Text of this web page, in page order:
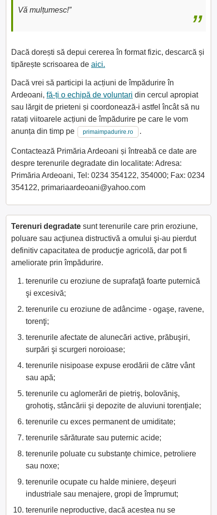
Vă mulțumesc!”
Dacă dorești să depui cererea în format fizic, descarcă și
tipărește scrisoarea de aici.
Dacă vrei să participi la acțiuni de împădurire în
Ardeoani, fă-ți o echipă de voluntari din cercul apropiat
sau lărgit de prieteni și coordonează-i astfel încât să nu
ratați viitoarele acțiuni de împădurire pe care le vom
anunța din timp pe
primaimpadurire.ro .
Contactează Primăria Ardeoani și întreabă ce date are
despre terenurile degradate din localitate: Adresa:
Primăria Ardeoani, Tel: 0234 354122, 354000; Fax: 0234
354122, primariaardeoani@yahoo.com
Terenuri degradate sunt terenurile care prin eroziune,
poluare sau acţiunea distructivă a omului şi-au pierdut
definitiv capacitatea de producţie agricolă, dar pot fi
ameliorate prin împădurire.
terenurile cu eroziune de suprafaţă foarte puternică
şi excesivă;
terenurile cu eroziune de adâncime - ogaşe, ravene,
torenţi;
terenurile afectate de alunecări active, prăbuşiri,
surpări şi scurgeri noroioase;
terenurile nisipoase expuse erodării de către vânt
sau apă;
terenurile cu aglomerări de pietriş, bolovăniş,
grohotiş, stâncării şi depozite de aluviuni torenţiale;
terenurile cu exces permanent de umiditate;
terenurile sărăturate sau puternic acide;
terenurile poluate cu substanţe chimice, petroliere
sau noxe;
terenurile ocupate cu halde miniere, deşeuri
industriale sau menajere, gropi de împrumut;
terenurile neproductive, dacă acestea nu se